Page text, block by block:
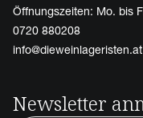
Öffnungszeiten: Mo. bis
0720 880208
info@dieweinlageristen.at
Newsletter